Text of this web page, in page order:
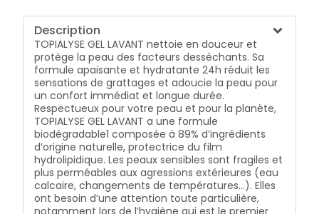
Description
TOPIALYSE GEL LAVANT nettoie en douceur et
protège la peau des facteurs desséchants. Sa
formule apaisante et hydratante 24h réduit les
sensations de grattages et adoucie la peau pour
un confort immédiat et longue durée.
Respectueux pour votre peau et pour la planète,
TOPIALYSE GEL LAVANT a une formule
biodégradable1 composée à 89% d’ingrédients
d’origine naturelle, protectrice du film
hydrolipidique. Les peaux sensibles sont fragiles et
plus perméables aux agressions extérieures (eau
calcaire, changements de températures…). Elles
ont besoin d’une attention toute particulière,
notamment lors de l’hygiène qui est le premier